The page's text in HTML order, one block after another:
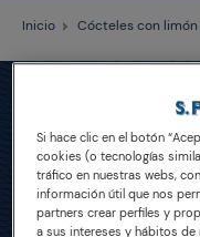
Inicio Cócteles con
Si hace clic en el botón
cookies (o tecnologías
tráfico en nuestras webs,
información útil que nos
partners crear perfiles y
a sus intereses y hábitos